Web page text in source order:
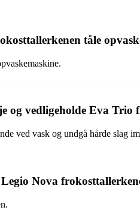
tåle
og vedligeholde Eva Trio
ved vask og undgå hårde slag
Nova